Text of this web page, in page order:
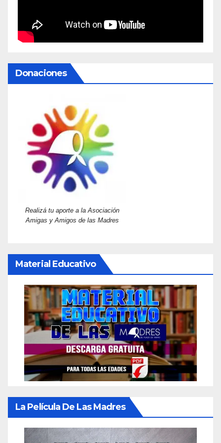
Donaciones
Realizá tu aporte a la Asociación
Amigas y Amigos de las Madres
Material Educativo
La Película De Las Madres